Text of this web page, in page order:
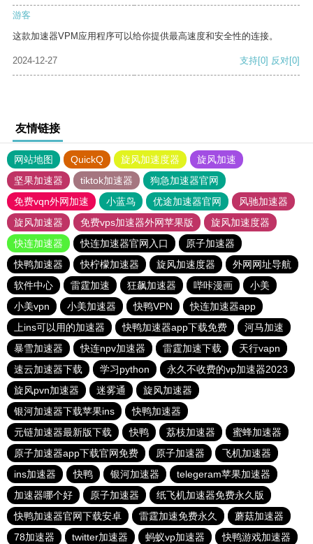
游客
这款加速器VPM应用程序可以给你提供最高速度和安全性的连接。
2024-12-27 支持[0] 反对[0]
友情链接
网站地图 QuickQ 旋风加速度器
旋风加速
坚果加速器
tiktok加速器
狗急加速器官网
免费vqn外网加速
小蓝鸟 优途加速器官网
风驰加速器
旋风加速器
免费vps加速器外网苹果版
旋风加速度器
快连加速器
快连加速器官网入口
原子加速器
快鸭加速器
快柠檬加速器 旋风加速度器
外网网址导航
软件中心
雷霆加速 狂飙加速器 哔咔漫画
小美
小美vpn
小美加速器 快鸭VPN
快连加速器app
上ins可以用的加速器
快鸭加速器app下载免费
河马加速
暴雪加速器
快连npv加速器 雷霆加速下载
天行vapn
速云加速器下载
学习python
永久不收费的vp加速器2023
旋风pvn加速器
迷雾通
旋风加速器
银河加速器下载苹果ins
快鸭加速器
元链加速器最新版下载
快鸭 荔枝加速器
蜜蜂加速器
原子加速器app下载官网免费
原子加速器
飞机加速器
ins加速器
快鸭 银河加速器
telegeram苹果加速器
加速器哪个好
原子加速器
纸飞机加速器免费永久版
快鸭加速器官网下载安卓
雷霆加速免费永久
蘑菇加速器
78加速器
twitter加速器 蚂蚁vp加速器 快鸭游戏加速器